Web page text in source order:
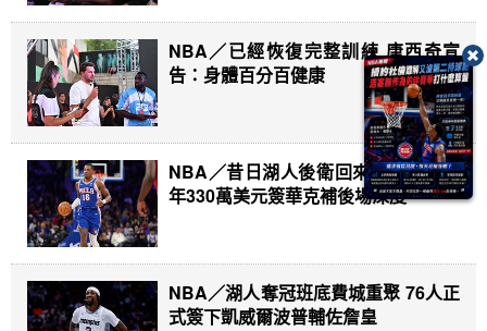
NBA／已經恢復完整訓練 唐西奇宣
告：身體百分百健康
NBA／昔日湖人後衛回來了！金塊一
年330萬美元簽華克補後場深度
NBA／湖人奪冠班底費城重聚 76人正
式簽下凱威爾波普輔佐詹皇